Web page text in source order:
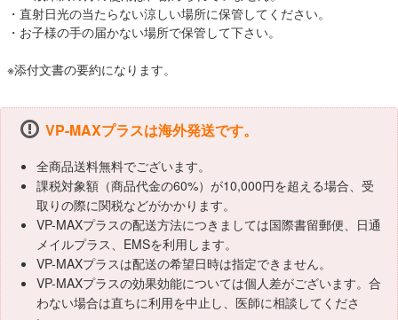
・直射日光の当たらない涼しい場所に保管してください。
・お子様の手の届かない場所で保管して下さい。
※添付文書の要約になります。
VP-MAXプラスは海外発送です。
全商品送料無料でございます。
課税対象額（商品代金の60%）が10,000円を超える場合、受
取りの際に関税などがかかります。
VP-MAXプラスの配送方法につきましては国際書留郵便、日通
メイルプラス、EMSを利用します。
VP-MAXプラスは配送の希望日時は指定できません。
VP-MAXプラスの効果効能については個人差がございます。合
わない場合は直ちに利用を中止し、医師に相談してくださ